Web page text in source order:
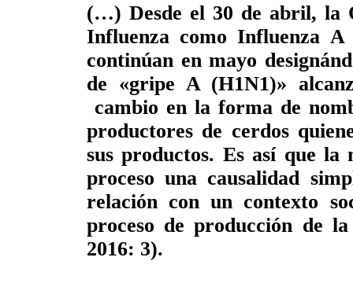
(…) Desde el 30 de abril, la
Influenza como Influenza
continúan en mayo
de «gripe A (H1N1)»
cambio en la forma de
productores de cerdos
sus productos. Es así que
proceso una causalidad
relación con un contexto
proceso de producción de
2016: 3).